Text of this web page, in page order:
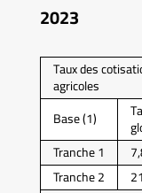
2023
Taux des
agricoles
Base (1)
Tranche 1
Tranche 2